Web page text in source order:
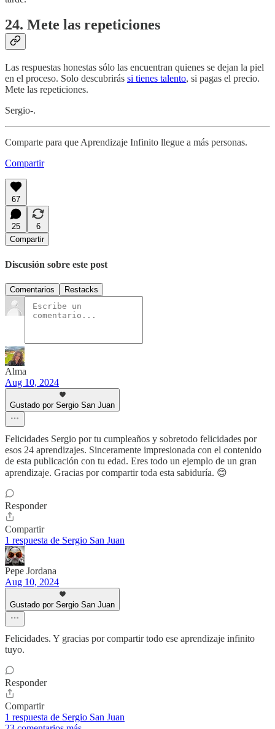
24. Mete las repeticiones
Las respuestas honestas sólo las encuentran quienes se dejan la piel
en el proceso. Solo descubrirás si tienes talento, si pagas el precio.
Mete las repeticiones.
Sergio-.
Comparte para que Aprendizaje Infinito llegue a más personas.
Compartir
67
25
6
Compartir
Discusión sobre este post
Comentarios Restacks
Alma
Aug 10, 2024
Gustado por Sergio San Juan
Felicidades Sergio por tu cumpleaños y sobretodo felicidades por
esos 24 aprendizajes. Sinceramente impresionada con el contenido
de esta publicación con tu edad. Eres todo un ejemplo de un gran
aprendizaje. Gracias por compartir toda esta sabiduría. 😊
Responder
Compartir
1 respuesta de Sergio San Juan
Pepe Jordana
Aug 10, 2024
Gustado por Sergio San Juan
Felicidades. Y gracias por compartir todo ese aprendizaje infinito
tuyo.
Responder
Compartir
1 respuesta de Sergio San Juan